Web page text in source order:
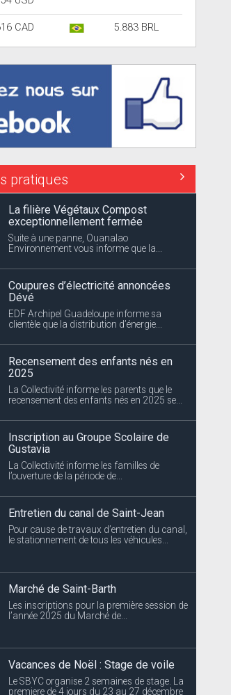
CAD 5.883 BRL
pratiques
La filière Végétaux Compost
exceptionnellement fermée
Suite à une panne, Ouanalao
Environnement vous informe que la...
Coupures d’électricité annoncées
Dévé
EDF Archipel Guadeloupe informe sa
clientèle que la distribution d’énergie...
Recensement des enfants nés en
2025
La Collectivité informe les parents que le
recensement des enfants nés en 2025 se...
Inscription au Groupe Scolaire de
Gustavia
La Collectivité informe les familles de
l’ouverture de la période de...
Entretien du canal de Saint-Jean
Pour cause de travaux d’entretien du canal,
le stationnement de tous les véhicules...
Marché de Saint-Barth
Les inscriptions pour la première session de
l’année 2025 du Marché de...
Vacances de Noël : Stage de voile
Le SBYC organise 2 semaines de stage. La
premiere de 4 jours du 23 au 27 décembre